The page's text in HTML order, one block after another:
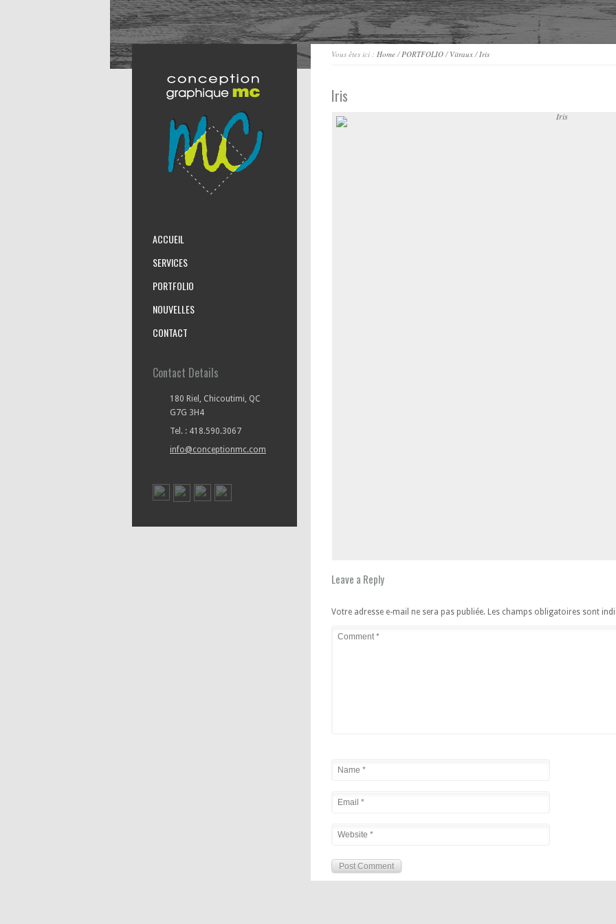
Vous êtes ici : Home/PORTFOLIO/ Vitraux/Iris
Iris
Leave a Reply
Votre adresse e-mail ne sera pas publiée. Les champs obligatoires sont
ACCUEIL
SERVICES
PORTFOLIO
NOUVELLES
CONTACT
Contact Details
180 Riel, Chicoutimi, QC
G7G 3H4
Tel. : 418.590.3067
info@conceptionmc.com